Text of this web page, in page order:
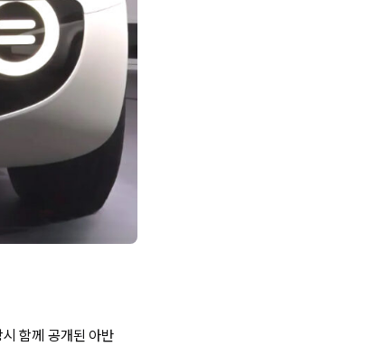
함께 공개된 아반